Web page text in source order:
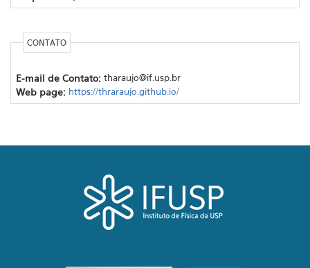
CONTATO
E-mail de Contato: tharaujo@if.usp.br
Web page: https://thraraujo.github.io/